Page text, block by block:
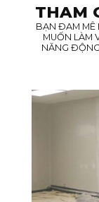
THAM
BẠN ĐAM MÊ
MUỐN LÀM
NĂNG